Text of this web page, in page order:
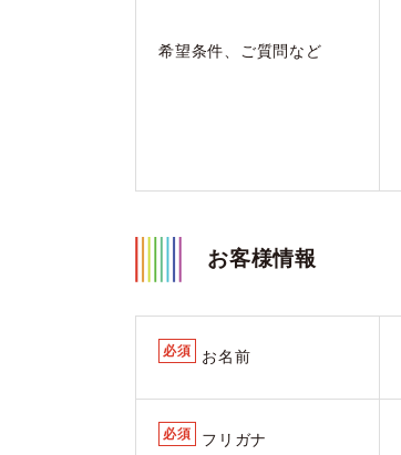
希望条件、ご質問など
お客様情報
必須 お名前
必須 フリガナ